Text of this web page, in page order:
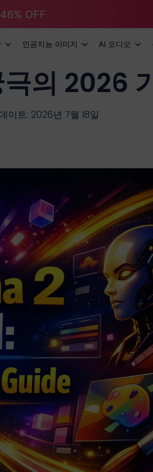
OFF
인공지능 이미지 AI 오디오
의 2026
이트: 2026년 7월 18일